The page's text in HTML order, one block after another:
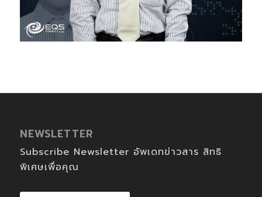
NEWSLETTER
Subscribe Newsletter อัพเดทข่าวสาร สิทธิ
พิเศษเพื่อคุณ